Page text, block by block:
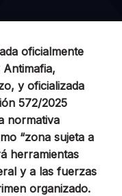
oficialmente
y oficializada
572/2025
normativa
“zona sujeta a
herramientas
y a las fuerzas
organizado.